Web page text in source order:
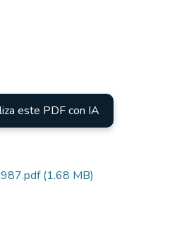
este PDF con IA
(1.68 MB)